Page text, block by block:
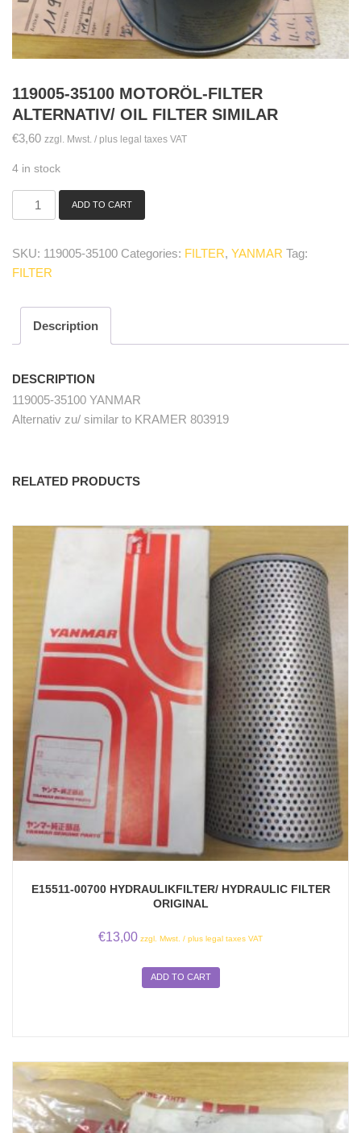
119005-35100 MOTORÖL-FILTER
ALTERNATIV/ OIL FILTER SIMILAR
€3,60 zzgl. Mwst. / plus legal taxes VAT
4 in stock
119005-
Filter
Alternativ/
filter
similar
ADD TO CART
SKU: 119005-35100 Categories: FILTER, YANMAR Tag:
FILTER
Description
DESCRIPTION
119005-35100 YANMAR
Alternativ zu/ similar to KRAMER 803919
RELATED PRODUCTS
E15511-00700 HYDRAULIKFILTER/ HYDRAULIC FILTER
ORIGINAL
€13,00 zzgl. Mwst. / plus legal taxes VAT
ADD TO CART